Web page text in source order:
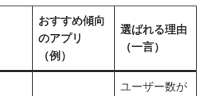
おすすめ傾向
のアプリ
（例）
選ばれる理由
（一言）
ユーザー数が